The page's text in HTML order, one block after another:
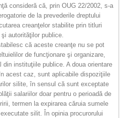
consideră că, prin OUG 22/2002, s-a
de la prevederile dreptului
creanţelor stabilite prin titluri
autorităţilor publice.
că aceste creanţe nu se pot
de funcţionare şi organizare,
instituţiile publice. A doua orientare
acest caz, sunt aplicabile dispoziţiile
silite, în sensul că sunt exceptate
salariilor doar pentru o perioadă de
termen la expirarea căruia sumele
silit. În opinia procurorului